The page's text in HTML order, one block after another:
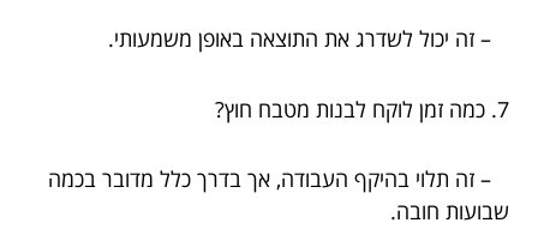
– זה יכול לשדרג את התוצאה באופן משמעותי.
7. כמה זמן לוקח לבנות מטבח חוץ?
– זה תלוי בהיקף העבודה, אך בדרך כלל מדובר בכמה
שבועות חובה.